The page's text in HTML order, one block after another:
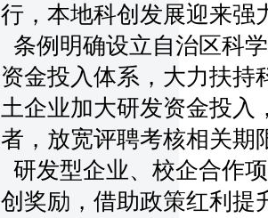
行，本地科创发展迎来强
条例明确设立自治区科
资金投入体系，大力扶持
土企业加大研发资金投入
者，放宽评聘考核相关期
研发型企业、校企合作
创奖励，借助政策红利提